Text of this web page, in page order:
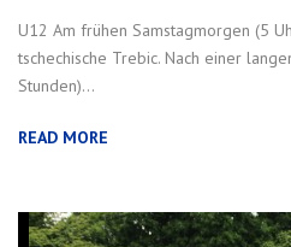
U12 Am frühen Samstagmorgen (5
tschechische Trebic. Nach einer
Stunden)...
READ MORE